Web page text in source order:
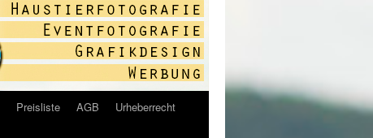
Preisliste AGB
Urheberrecht